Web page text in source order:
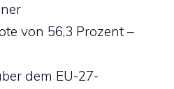
von 56,3 Prozent –
dem EU-27-